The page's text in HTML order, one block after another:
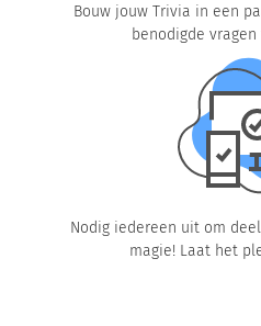
Bouw jouw Trivia in een
benodigde
Nodig iedereen uit om
magie! Laat het